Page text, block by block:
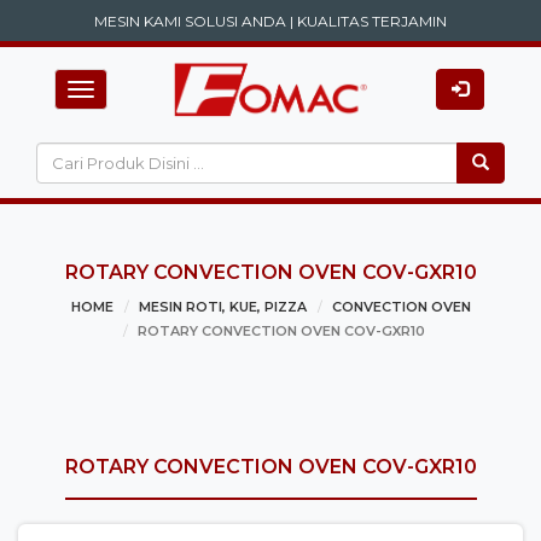
MESIN KAMI SOLUSI ANDA | KUALITAS TERJAMIN
Toggle navigation
ROTARY CONVECTION OVEN COV-GXR10
HOME MESIN ROTI, KUE, PIZZA
CONVECTION OVEN
ROTARY CONVECTION OVEN COV-GXR10
ROTARY CONVECTION OVEN COV-GXR10